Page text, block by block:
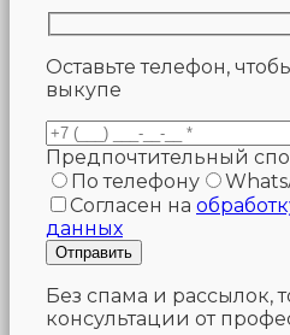
Оставьте телефон,
выкупе
Предпочтительный
По телефону
Согласен на
данных
Без спама и рассылок,
консультации от